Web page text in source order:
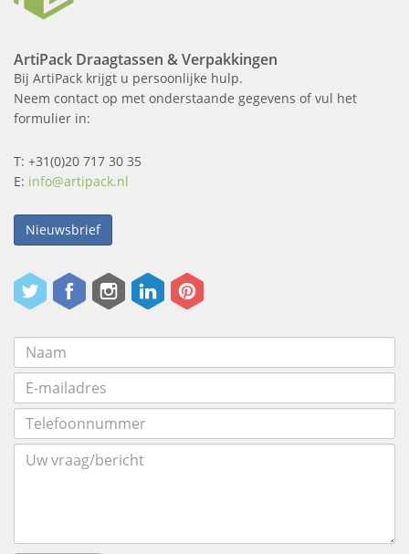
ArtiPack Draagtassen & Verpakkingen
Bij ArtiPack krijgt u persoonlijke hulp.
Neem contact op met onderstaande gegevens of vul het
formulier in:
T: +31(0)20 717 30 35
E: info@artipack.nl
Nieuwsbrief